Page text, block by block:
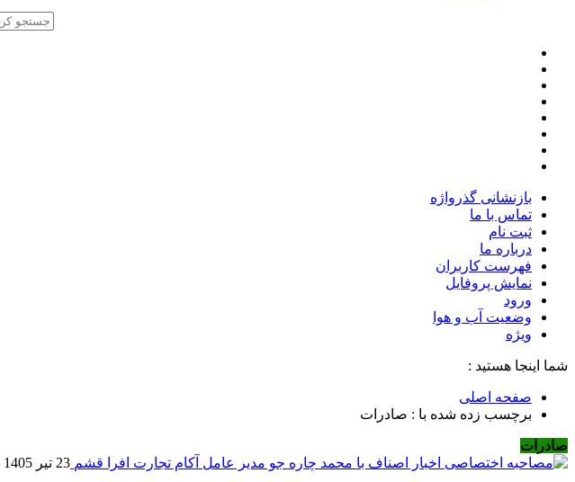
بازنشانی گذرواژه
تماس با ما
ثبت نام
درباره ما
فهرست کاربران
نمایش پروفایل
ورود
وضعیت آب و هوا
ویژه
شما اینجا هستید :
صفحه اصلی
برچسب زده شده با : صادرات
صادرات
23 تیر 1405